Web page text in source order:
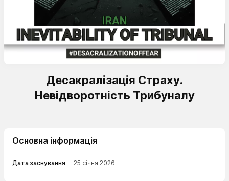
Десакралізація Страху.
Невідворотність Трибуналу
Основна інформація
Дата заснування 25 січня 2026